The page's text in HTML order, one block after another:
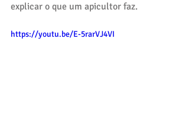
explicar o que um apicultor faz.
https://youtu.be/E-5rarVJ4VI